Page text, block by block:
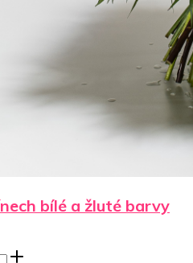
bílé a žluté barvy